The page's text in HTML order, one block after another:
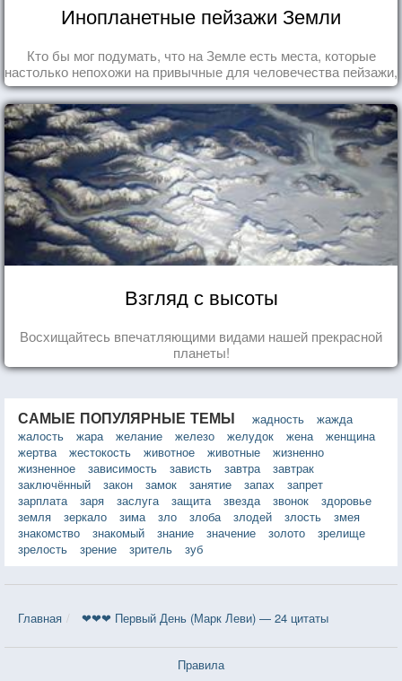
Инопланетные пейзажи Земли
Кто бы мог подумать, что на Земле есть места, которые
настолько непохожи на привычные для человечества пейзажи,
что кажутся и вовсе инопланетными!
Взгляд с высоты
Восхищайтесь впечатляющими видами нашей прекрасной
планеты!
САМЫЕ ПОПУЛЯРНЫЕ ТЕМЫ жадность
жажда
жалость
жара желание железо желудок жена
женщина
жертва
жестокость животное животные
жизненно
жизненное
зависимость зависть завтра
завтрак
заключённый
закон замок занятие запах
запрет
зарплата
заря заслуга защита звезда звонок
здоровье
земля
зеркало зима зло злоба злодей злость
змея
знакомство
знакомый знание значение золото
зрелище
зрелость
зрение зритель зуб
Главная ❤❤❤ Первый День (Марк Леви) — 24 цитаты
Правила